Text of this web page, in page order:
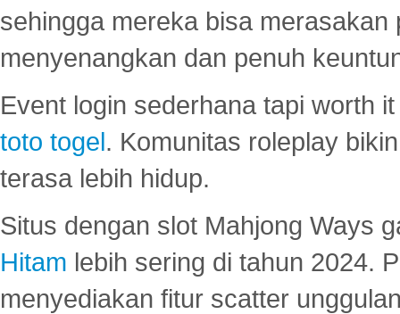
sehingga mereka bisa
menyenangkan dan penuh
Event login sederhana tapi worth
toto togel. Komunitas roleplay
terasa lebih hidup.
Situs dengan slot Mahjong Ways
Hitam lebih sering di tahun 2024.
menyediakan fitur scatter